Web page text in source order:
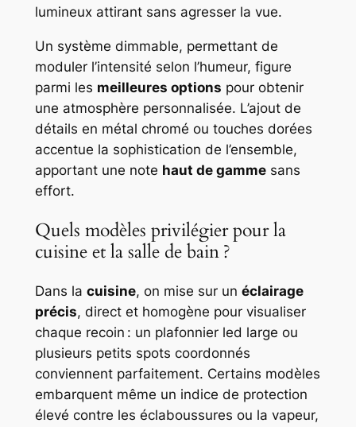
lumineux attirant sans agresser la vue.
Un système dimmable, permettant de
moduler l’intensité selon l’humeur, figure
parmi les meilleures options pour obtenir
une atmosphère personnalisée. L’ajout de
détails en métal chromé ou touches dorées
accentue la sophistication de l’ensemble,
apportant une note haut de gammesans
effort.
Quels modèles privilégier pour la
cuisine et la salle de bain ?
Dans la cuisine, on mise sur un éclairage
précis, direct et homogène pour visualiser
chaque recoin : un plafonnier led large ou
plusieurs petits spots coordonnés
conviennent parfaitement. Certains modèles
embarquent même un indice de protection
élevé contre les éclaboussures ou la vapeur,